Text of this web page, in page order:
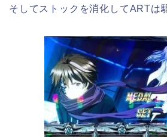
そしてストックを消化してARTは